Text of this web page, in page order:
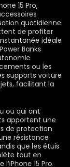
15 Pro,
quotidienne
de profiter
idéale
Banks
ou les
supports voiture
facilitant la
ou qui ont
apportent une
de protection
résistance
que les étuis
tout en
15 Pro.